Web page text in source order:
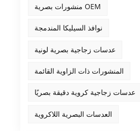
منشورات بصرية OEM
نوافذ السيليكا المندمجة
عدسات زجاجية بصرية لونية
المنشورات ذات الزاوية القائمة
عدسات زجاجية كروية دقيقة بصريًا
العدسات البصرية اللاكروية